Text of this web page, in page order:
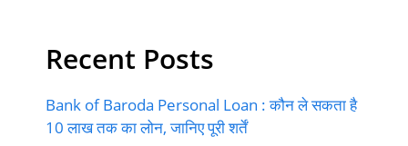
Recent Posts
Bank of Baroda Personal Loan : कौन ले सकता है
10 लाख तक का लोन, जानिए पूरी शर्तें